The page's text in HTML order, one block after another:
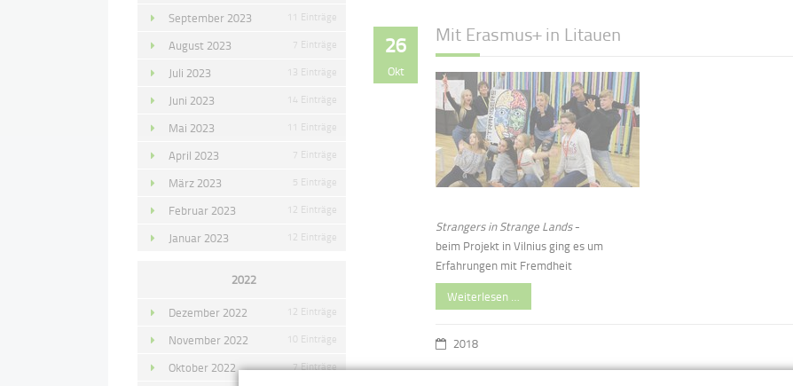
26
Okt
Mit Erasmus+ in Litauen
Strangers in Strange Lands-
beim Projekt in Vilnius ging es um
Erfahrungen mit Fremdheit
Weiterlesen …
2018
September 2023 11 Einträge
August 2023 7 Einträge
Juli 2023 13 Einträge
Juni 2023 14 Einträge
Mai 2023 11 Einträge
April 2023 7 Einträge
März 2023 5 Einträge
Februar 2023 12 Einträge
Januar 2023 12 Einträge
2022
Dezember 2022 12 Einträge
November 2022 10 Einträge
Oktober 2022 7 Einträge